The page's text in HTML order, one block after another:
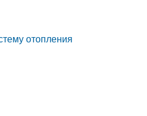
отопления